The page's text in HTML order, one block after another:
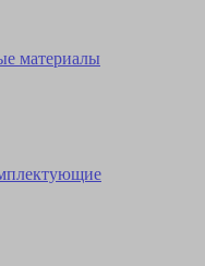
материалы